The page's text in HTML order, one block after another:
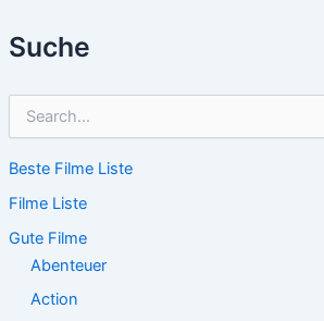
Suche
h
n
n
Beste Filme Liste
Filme Liste
Gute Filme
Abenteuer
Action